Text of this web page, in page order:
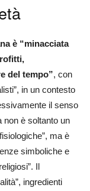
è “minacciata
del tempo”, con
in un contesto
il senso
non è soltanto un
ma è
simboliche e
Il
ingredienti